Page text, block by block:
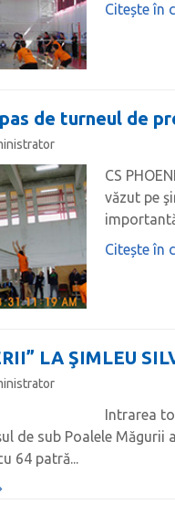
Citește în
de turneul de
CS
văzut pe
Citește în
LA ŞIMLEU
Intrarea
de sub Poalele
64 patră...